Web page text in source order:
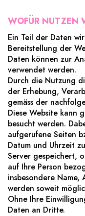
WOFÜR NUTZEN
Ein Teil der Daten
Bereitstellung der
Daten können zur
verwendet werden.
Durch die Nutzung
der Erhebung,
gemäss der
Diese Website kann
besucht werden.
aufgerufene Seiten
Datum und Uhrzeit
Server gespeichert,
auf Ihre Person
insbesondere Name,
werden soweit
Ohne Ihre
Daten an Dritte.